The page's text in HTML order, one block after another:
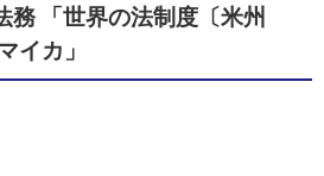
「世界の法制度〔米州
カ」